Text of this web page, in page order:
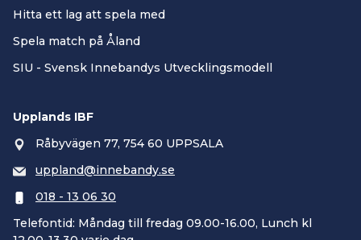
Hitta ett lag att spela med
Spela match på Åland
SIU - Svensk Innebandys Utvecklingsmodell
Upplands IBF
Råbyvägen 77, 754 60 UPPSALA
uppland@innebandy.se
018 - 13 06 30
Telefontid: Måndag till fredag 09.00-16.00, Lunch kl